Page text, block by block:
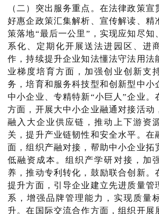
（二）突出服务重点。在法律政策宣
好惠企政策汇集解析、宣传解读、精
策落地“最后一公里”，实现应知尽知
系化、定期化开展送法进园区、进
作，持续提升企业知法懂法守法用法
业梯度培育方面，加强创业创新支
务，培育和服务科技型和创新型中小
中小企业、专精特新“小巨人”企业。
方面，开展大中小企业融通对接活动
融入大企业供应链，推动上下游资
关，提升产业链韧性和安全水平。在
面，组织产融对接，帮助中小企业拓
低融资成本。组织产学研对接，加
养，推动专利转化，鼓励联合创新。
提升方面，引导企业建立先进质量管
系，增强品牌管理能力，实现质量
升。在国际交流合作方面，组织开展